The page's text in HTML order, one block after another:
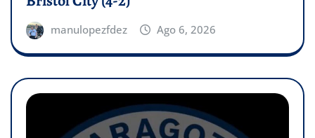
manulopezfdez Ago 6, 2026